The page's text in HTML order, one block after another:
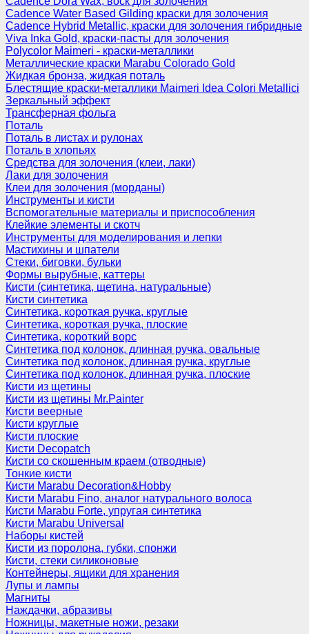
Cadence Water Based Gilding краски для золочения
Cadence Hybrid Metallic, краски для золочения гибридные
Viva Inka Gold, краски-пасты для золочения
Polycolor Maimeri - краски-металлики
Металлические краски Marabu Colorado Gold
Жидкая бронза, жидкая поталь
Блестящие краски-металлики Maimeri Idea Colori Metallici
Зеркальный эффект
Трансферная фольга
Поталь
Поталь в листах и рулонах
Поталь в хлопьях
Средства для золочения (клеи, лаки)
Лаки для золочения
Клеи для золочения (морданы)
Инструменты и кисти
Вспомогательные материалы и приспособления
Клейкие элементы и скотч
Инструменты для моделирования и лепки
Мастихины и шпатели
Стеки, биговки, бульки
Формы вырубные, каттеры
Кисти (синтетика, щетина, натуральные)
Кисти синтетика
Синтетика, короткая ручка, круглые
Синтетика, короткая ручка, плоские
Синтетика, короткий ворс
Синтетика под колонок, длинная ручка, овальные
Синтетика под колонок, длинная ручка, круглые
Синтетика под колонок, длинная ручка, плоские
Кисти из щетины
Кисти из щетины Mr.Painter
Кисти веерные
Кисти круглые
Кисти плоские
Кисти Decopatch
Кисти со скошенным краем (отводные)
Тонкие кисти
Кисти Marabu Decoration&Hobby
Кисти Marabu Fino, аналог натурального волоса
Кисти Marabu Forte, упругая синтетика
Кисти Marabu Universal
Наборы кистей
Кисти из поролона, губки, спонжи
Кисти, стеки силиконовые
Контейнеры, ящики для хранения
Лупы и лампы
Магниты
Наждачки, абразивы
Ножницы, макетные ножи, резаки